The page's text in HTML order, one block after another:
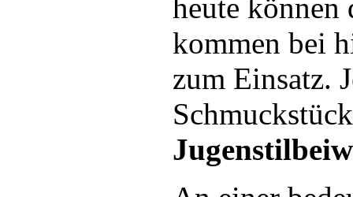
heute können
kommen bei
zum Einsatz.